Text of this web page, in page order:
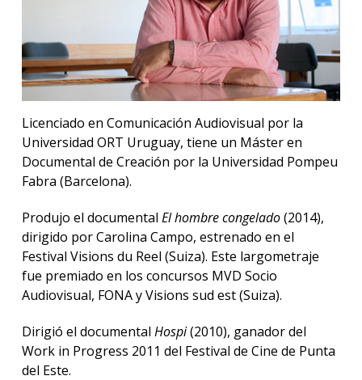
Qué
los
Licenciado en Comunicación Audiovisual por la
Universidad ORT Uruguay, tiene un Máster en
Documental de Creación por la Universidad Pompeu
Fabra (Barcelona).
Produjo el documental El hombre congelado(2014),
dirigido por Carolina Campo, estrenado en el
Festival Visions du Reel (Suiza). Este largometraje
fue premiado en los concursos MVD Socio
Audiovisual, FONA y Visions sud est (Suiza).
Dirigió el documental Hospi(2010), ganador del
Work in Progress 2011 del Festival de Cine de Punta
del Este.